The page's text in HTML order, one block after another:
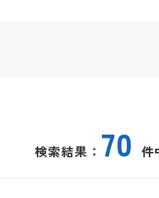
検索結果： 70 件